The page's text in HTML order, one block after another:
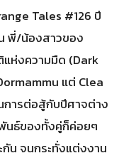
Tales #126 ปี
พี่/น้องสาวของ
แห่งความมืด (Dark
แต่ Clea
การต่อสู้กับปีศาจต่าง
นธ์ของทั้งคู่ก็ค่อยๆ
น จนกระทั่งแต่งงาน